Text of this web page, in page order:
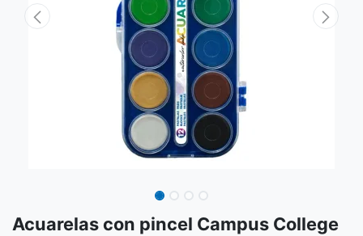
Acuarelas con pincel Campus College